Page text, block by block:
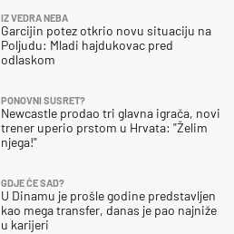
IZ VEDRA NEBA
Garcijin potez otkrio novu situaciju na
Poljudu: Mladi hajdukovac pred
odlaskom
PONOVNI SUSRET?
Newcastle prodao tri glavna igrača, novi
trener uperio prstom u Hrvata: "Želim
njega!"
GDJE ĆE SAD?
U Dinamu je prošle godine predstavljen
kao mega transfer, danas je pao najniže
u karijeri